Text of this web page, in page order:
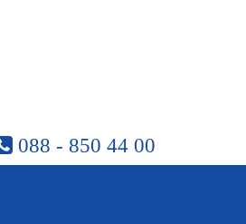
088 - 850 44 00